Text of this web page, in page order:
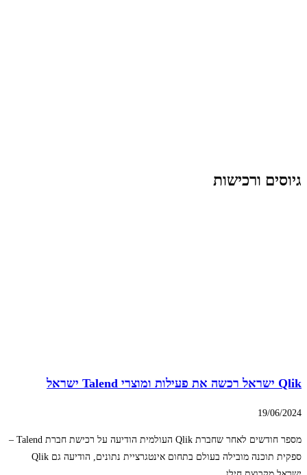
גיוסים ורכישות
Qlik ישראל רכשה את פעילות ומוצרי Talend ישראל
19/06/2024
מספר חודשים לאחר שחברת Qlik העולמית הודיעה על רכישת חברת Talend –
ספקית תוכנה מובילה בעולם בתחום אינטגרציית נתונים, הודיעה גם Qlik